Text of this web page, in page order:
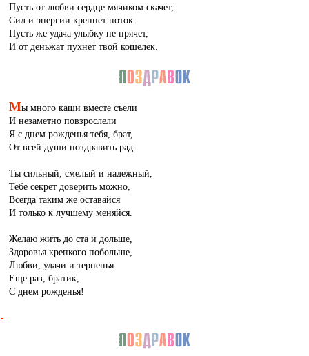
Пусть от любви сердце мячиком скачет,
Сил и энергии крепнет поток.
Пусть же удача улыбку не прячет,
И от деньжат пухнет твой кошелек.
Мы много каши вместе съели
И незаметно повзрослели
Я с днем рожденья тебя, брат,
От всей души поздравить рад.
Ты сильный, смелый и надежный,
Тебе секрет доверить можно,
Всегда таким же оставайся
И только к лучшему меняйся.
Желаю жить до ста и дольше,
Здоровья крепкого побольше,
Любви, удачи и терпенья.
Еще раз, братик,
С днем рожденья!